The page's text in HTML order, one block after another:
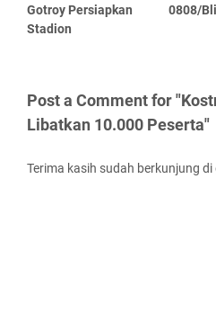
Gotroy Persiapkan
Stadion
0808/
Post a Comment for
Libatkan 10.000 Peserta"
Terima kasih sudah berkunjung